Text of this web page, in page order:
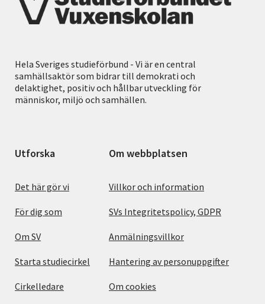
Hela Sveriges studieförbund - Vi är en central
samhällsaktör som bidrar till demokrati och
delaktighet, positiv och hållbar utveckling för
människor, miljö och samhällen.
Utforska
Det här gör vi
För dig som
Om SV
Starta studiecirkel
Cirkelledare
Om webbplatsen
Villkor och information
SVs Integritetspolicy, GDPR
Anmälningsvillkor
Hantering av personuppgifter
Om cookies